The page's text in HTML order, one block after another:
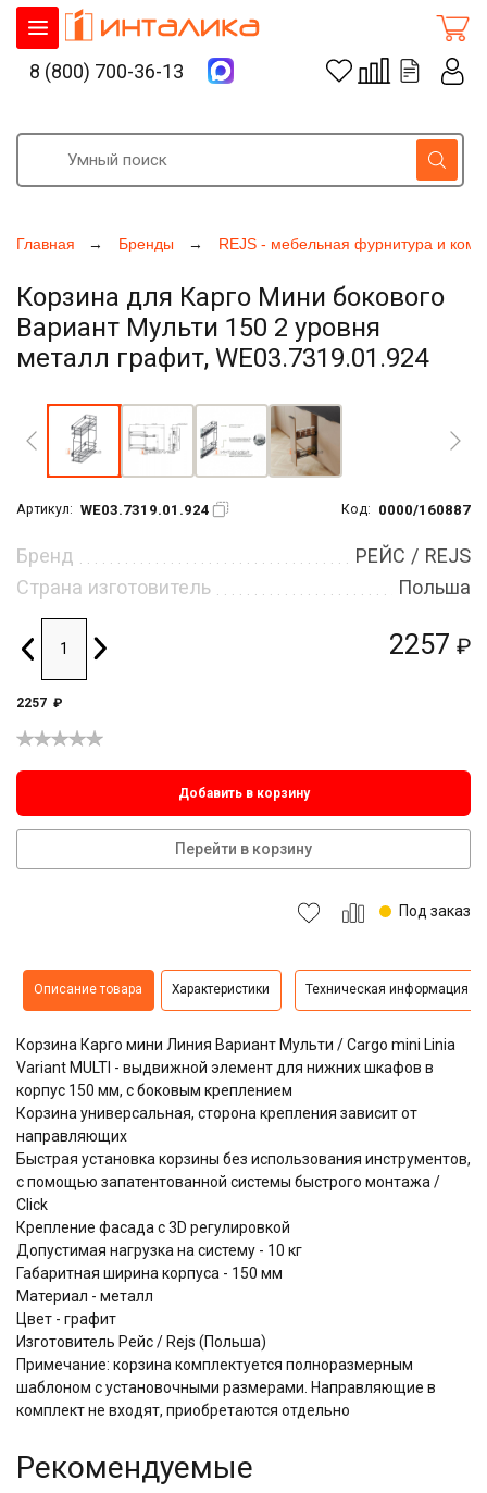
Главная Бренды REJS - мебельная фурнитура и
Корзина для Карго Мини бокового
Вариант Мульти 150 2 уровня
металл графит, WE03.7319.01.924
Артикул: WE03.7319.01.924 Код: 0000/160887
2257 ₽
Бренд
РЕЙС / REJS
Страна изготовитель
Польша
2257 ₽
Добавить в корзину
Перейти в корзину
Под заказ
Описание товара Характеристики Техническая информация
Корзина Карго мини Линия Вариант Мульти / Cargo mini Linia
Variant MULTI - выдвижной элемент для нижних шкафов в
корпус 150 мм, с боковым креплением
Корзина универсальная, сторона крепления зависит от
направляющих
​​​​​​​Быстрая установка корзины без использования инструментов,
с помощью запатентованной системы быстрого монтажа /
Click
Крепление фасада с 3D регулировкой
Допустимая нагрузка на систему - 10 кг
Габаритная ширина корпуса - 150 мм
Материал - металл
Цвет - графит
Изготовитель Рейс / Rejs (Польша)
Примечание: корзина комплектуется полноразмерным
шаблоном с установочными размерами. Направляющие в
комплект не входят, приобретаются отдельно
Рекомендуемые
8 (800) 700-36-13